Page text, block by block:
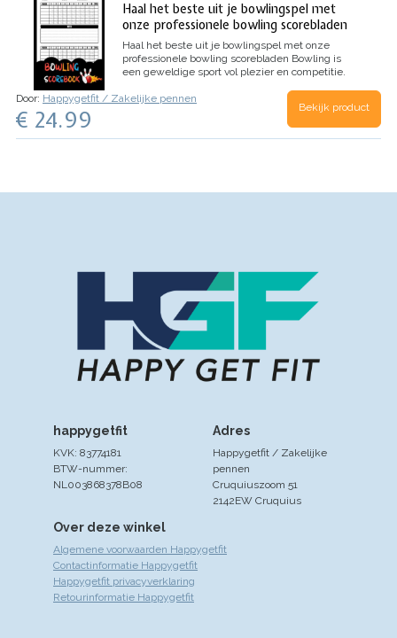
Haal het beste uit je bowlingspel met
onze professionele bowling scorebladen
Haal het beste uit je bowlingspel met onze
professionele bowling scorebladen Bowling is
een geweldige sport vol plezier en competitie.
verbeter je je spel? Onze hoogwaardige bowling
scorebladen zijn de perfecte oplossing. Ze…
Door: Happygetfit / Zakelijke pennen
€ 24.99 Bekijk product
Over deze winkel
Algemene voorwaarden Happygetfit
Contactinformatie Happygetfit
Happygetfit privacyverklaring
Retourinformatie Happygetfit
Adres
Happygetfit / Zakelijke
pennen
Cruquiuszoom 51
2142EW Cruquius
happygetfit
KVK: 83774181
BTW-nummer:
NL003868378B08